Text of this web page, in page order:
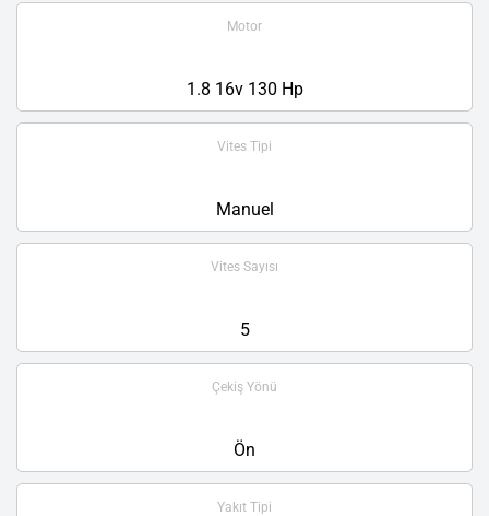
Motor
1.8 16v 130 Hp
Vites Tipi
Manuel
Vites Sayısı
5
Çekiş Yönü
Ön
Yakıt Tipi